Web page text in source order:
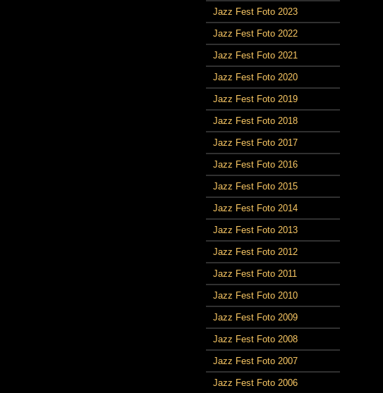
Jazz Fest Foto 2023
Jazz Fest Foto 2022
Jazz Fest Foto 2021
Jazz Fest Foto 2020
Jazz Fest Foto 2019
Jazz Fest Foto 2018
Jazz Fest Foto 2017
Jazz Fest Foto 2016
Jazz Fest Foto 2015
Jazz Fest Foto 2014
Jazz Fest Foto 2013
Jazz Fest Foto 2012
Jazz Fest Foto 2011
Jazz Fest Foto 2010
Jazz Fest Foto 2009
Jazz Fest Foto 2008
Jazz Fest Foto 2007
Jazz Fest Foto 2006